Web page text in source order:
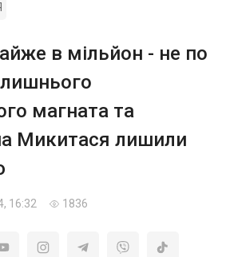
в мільйон - не по
магната та
Микитася лишили
16:32 1836